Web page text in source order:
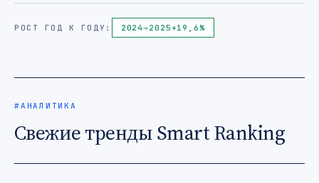
РОСТ ГОД К ГОДУ: 2024→ 2025 +19,6%
#АНАЛИТИКА
Свежие тренды Smart Ranking